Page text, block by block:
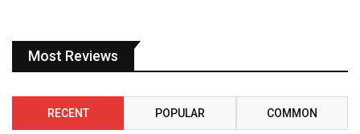
Most Reviews
RECENT POPULAR COMMON